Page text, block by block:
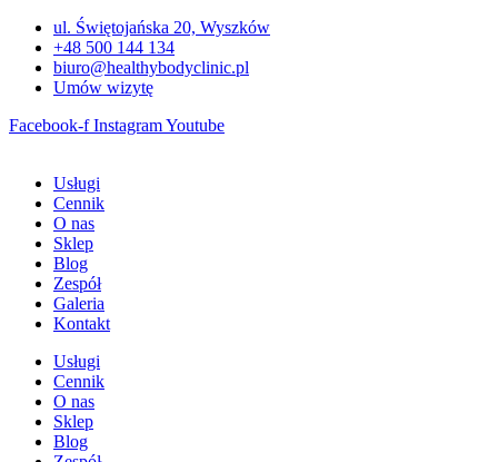
Przejdź
treści
ul. Świętojańska 20, Wyszków
+48 500 144 134
biuro@healthybodyclinic.pl
Umów wizytę
Facebook-f InstagramYoutube
Usługi
Cennik
O nas
Sklep
Blog
Zespół
Galeria
Kontakt
Usługi
Cennik
O nas
Sklep
Blog